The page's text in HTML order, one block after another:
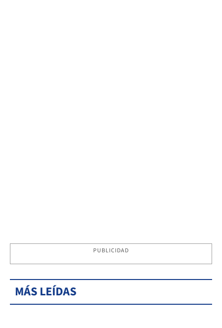
PUBLICIDAD
MÁS LEÍDAS